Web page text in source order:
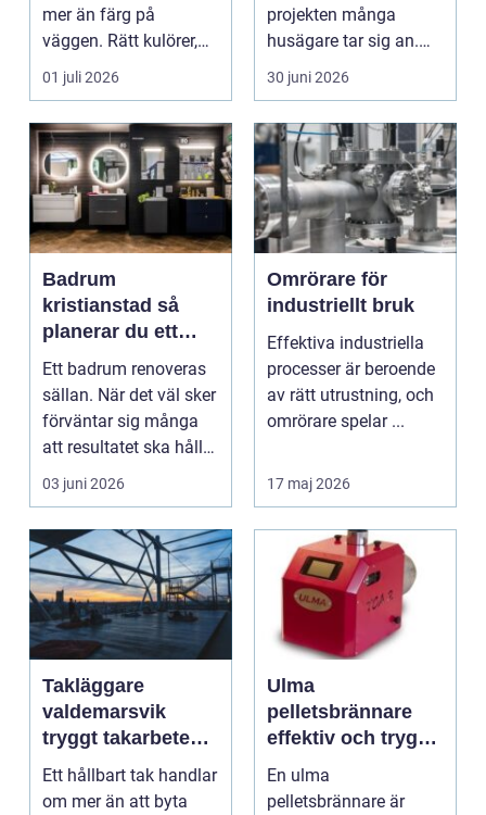
mer än färg på
väggen. Rätt kulörer,
noggrant underarbete
och e...
01 juli 2026
projekten många
husägare tar sig an.
Kostnaderna är ofta
höga...
30 juni 2026
Badrum
kristianstad så
planerar du ett
tryggt och hållbart
badrumsprojekt
Ett badrum renoveras
sällan. När det väl sker
förväntar sig många
att resultatet ska hålla
i 2030 år...
03 juni 2026
Omrörare för
industriellt bruk
Effektiva industriella
processer är beroende
av rätt utrustning, och
omrörare spelar ...
17 maj 2026
Takläggare
valdemarsvik
tryggt takarbete
för kustklimat
Ett hållbart tak handlar
om mer än att byta
Ulma
pelletsbrännare
effektiv och trygg
värme för svenska
hem
En ulma
pelletsbrännare är